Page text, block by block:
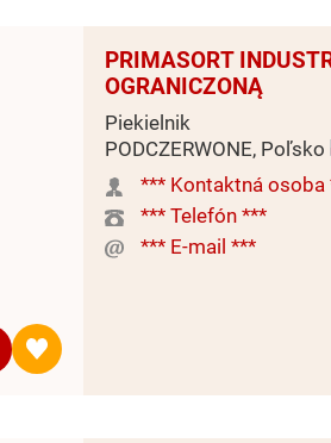
PRIMASORT
OGRANICZONĄ
Piekielnik
PODCZERWONE, Poľsko
*** Kontaktná osoba
*** Telefón ***
*** E-mail ***